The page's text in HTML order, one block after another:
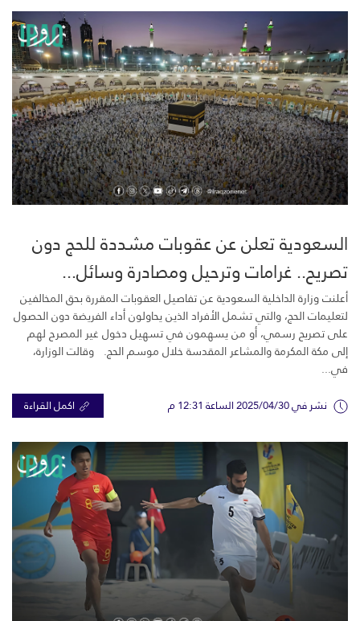
السعودية تعلن عن عقوبات مشددة للحج دون
تصريح.. غرامات وترحيل ومصادرة وسائل...
أعلنت وزارة الداخلية السعودية عن تفاصيل العقوبات المقررة بحق المخالفين
لتعليمات الحج، والتي تشمل الأفراد الذين يحاولون أداء الفريضة دون الحصول
على تصريح رسمي، أو من يسهمون في تسهيل دخول غير المصرح لهم
إلى مكة المكرمة والمشاعر المقدسة خلال موسم الحج. وقالت الوزارة،
في...
نشر في 2025/04/30 الساعة 12:31 م اكمل القراءة